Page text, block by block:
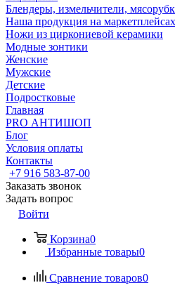
Блендеры, измельчители,
Наша продукция на маркетплейсах
Ножи из циркониевой керамики
Модные зонтики
Женские
Мужские
Детские
Подростковые
Главная
PRO АНТИШОП
Блог
Условия оплаты
Контакты
+7 916 583-87-00
Заказать звонок
Задать вопрос
Войти
Корзина0
Избранные товары0
Сравнение товаров0